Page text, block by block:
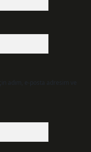
adım, e-posta adresim ve